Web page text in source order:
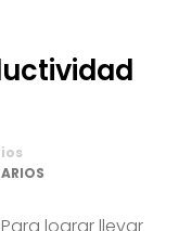
lograr llevar